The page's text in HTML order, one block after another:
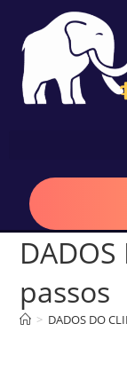
DADOS
passos
> DADOS DO